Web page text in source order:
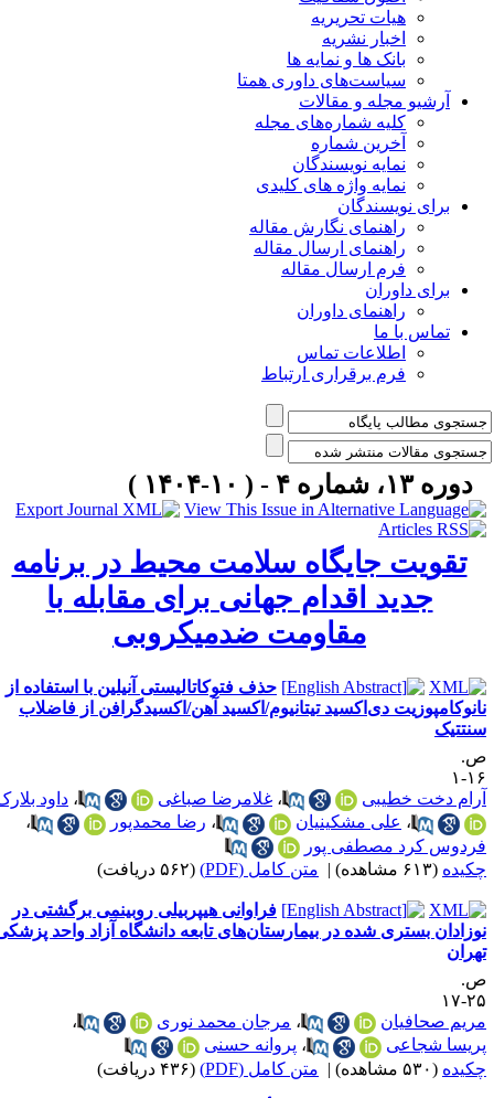
هیات تحریریه
اخبار نشریه
بانک ها و نمایه ها
سیاست‌های داوری همتا
مجله و مقالات
کلیه شماره‌های مجله
آخرین شماره
نمایه نویسندگان
نمایه واژه های کلیدی
نویسندگان
راهنمای نگارش مقاله
راهنمای ارسال مقاله
فرم ارسال مقاله
داوران
راهنمای داوران
با ما
اطلاعات تماس
فرم برقراری ارتباط
جایگاه سلامت محیط در برنامه
جدید اقدام جهانی برای مقابله با
مقاومت ضدمیکروبی
حذف فتوکاتالیستی آنیلین با استفاده از
دی‌اکسید تیتانیوم/اکسید آهن/اکسیدگرافن از فاضلاب
خطیبی ، غلامرضا صباغی ، داود بلارک
، علی مشکینیان ، رضا محمدپور
،
کرد مصطفی پور
| متن کامل (PDF) (۵۶۲ دریافت)
فراوانی هیپربیلی روبینمی برگشتی در
بستری شده در بیمارستان‌های تابعه دانشگاه آزاد واحد پزشکی
، مرجان محمد نوری
،
، پروانه حسنی
| متن کامل (PDF) (۴۳۶ دریافت)